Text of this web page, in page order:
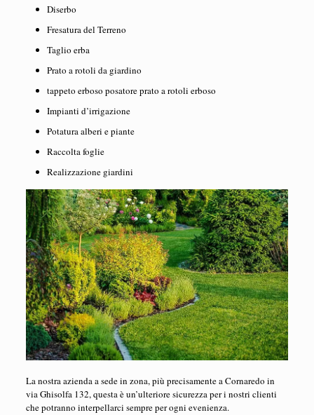
Diserbo
Fresatura del Terreno
Taglio erba
Prato a rotoli da giardino
tappeto erboso posatore prato a rotoli erboso
Impianti d’irrigazione
Potatura alberi e piante
Raccolta foglie
Realizzazione giardini
La nostra azienda a sede in zona, più precisamente a Cornaredo in
via Ghisolfa 132, questa è un’ulteriore sicurezza per i nostri clienti
che potranno interpellarci sempre per ogni evenienza.